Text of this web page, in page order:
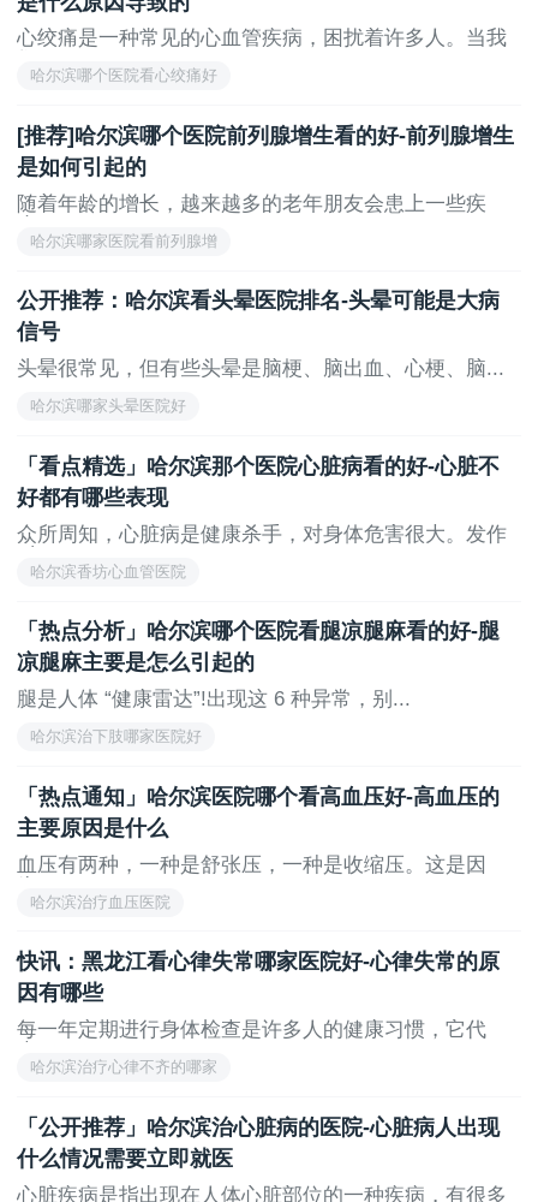
秘，会导致直肠内粪便过多，压迫前列腺，冲血，增加
患前列腺增生的几率。
经常久坐，缺乏锻炼的人容易动脉硬化，阻碍前列
腺的局部血液循环。久坐会压迫前列腺上半身的很大一
部分重量，导致血液循环不畅，不利于前列腺液的排
泄，增加患前列腺增生的概率。两者有联系，多运动会
心绞痛是一种常见的心血管疾病，困扰着许多人。当我
哈尔滨哪个医院看心绞痛好
[推荐]哈尔滨哪个医院前列腺增生看的好-前列腺增生
是如何引起的
随着年龄的增长，越来越多的老年朋友会患上一些疾
哈尔滨哪家医院看前列腺增
公开推荐：哈尔滨看头晕医院排名-头晕可能是大病
信号
头晕很常见，但有些头晕是脑梗、脑出血、心梗、脑...
哈尔滨哪家头晕医院好
「看点精选」哈尔滨那个医院心脏病看的好-心脏不
好都有哪些表现
众所周知，心脏病是健康杀手，对身体危害很大。发作
哈尔滨香坊心血管医院
「热点分析」哈尔滨哪个医院看腿凉腿麻看的好-腿
凉腿麻主要是怎么引起的
腿是人体 “健康雷达”!出现这 6 种异常，别...
哈尔滨治下肢哪家医院好
「热点通知」哈尔滨医院哪个看高血压好-高血压的
主要原因是什么
血压有两种，一种是舒张压，一种是收缩压。这是因
哈尔滨治疗血压医院
快讯：黑龙江看心律失常哪家医院好-心律失常的原
因有哪些
每一年定期进行身体检查是许多人的健康习惯，它代
哈尔滨治疗心律不齐的哪家
「公开推荐」哈尔滨治心脏病的医院-心脏病人出现
什么情况需要立即就医
心脏疾病是指出现在人体心脏部位的一种疾病，有很多